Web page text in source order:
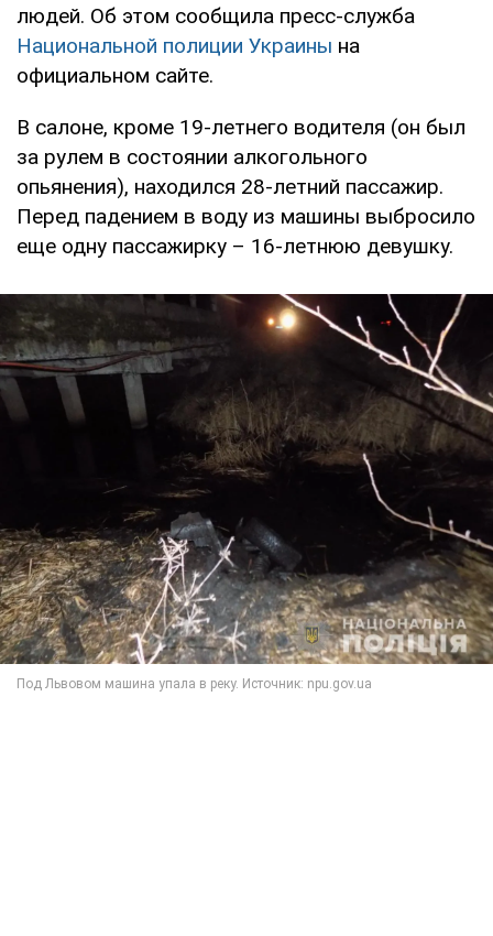
людей. Об этом сообщила пресс-служба
Национальной полиции Украины на
официальном сайте.
В салоне, кроме 19-летнего водителя (он был
за рулем в состоянии алкогольного
опьянения), находился 28-летний пассажир.
Перед падением в воду из машины выбросило
еще одну пассажирку – 16-летнюю девушку.